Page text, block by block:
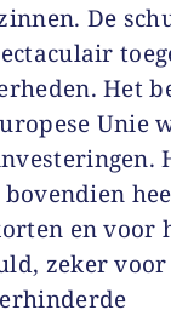
De
Het
Unie
en voor
zeker